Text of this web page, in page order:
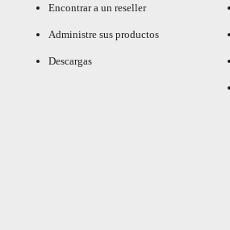
Encontrar a un reseller
Administre sus productos
Descargas